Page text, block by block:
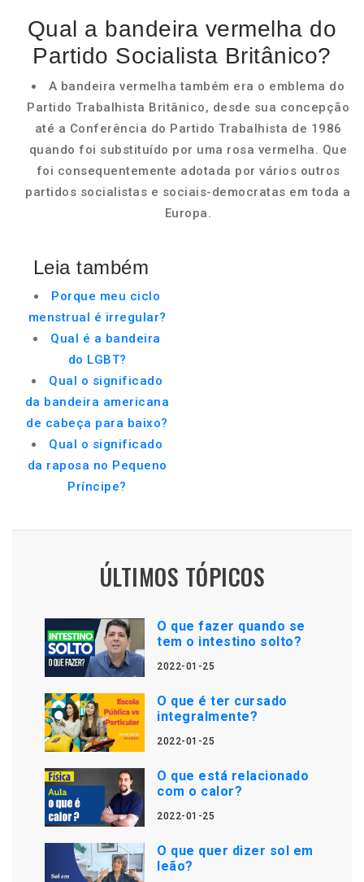
Qual a bandeira vermelha do
Partido Socialista Britânico?
A bandeira vermelha também era o emblema do
Partido Trabalhista Britânico, desde sua concepção
até a Conferência do Partido Trabalhista de 1986
quando foi substituído por uma rosa vermelha. Que
foi consequentemente adotada por vários outros
partidos socialistas e sociais-democratas em toda a
Europa.
Leia também
Porque meu ciclo
menstrual é irregular?
Qual é a bandeira
do LGBT?
Qual o significado
da bandeira americana
de cabeça para baixo?
Qual o significado
da raposa no Pequeno
Príncipe?
ÚLTIMOS TÓPICOS
O que fazer quando se
tem o intestino solto?
2022-01-25
O que é ter cursado
integralmente?
2022-01-25
O que está relacionado
com o calor?
2022-01-25
O que quer dizer sol em
leão?